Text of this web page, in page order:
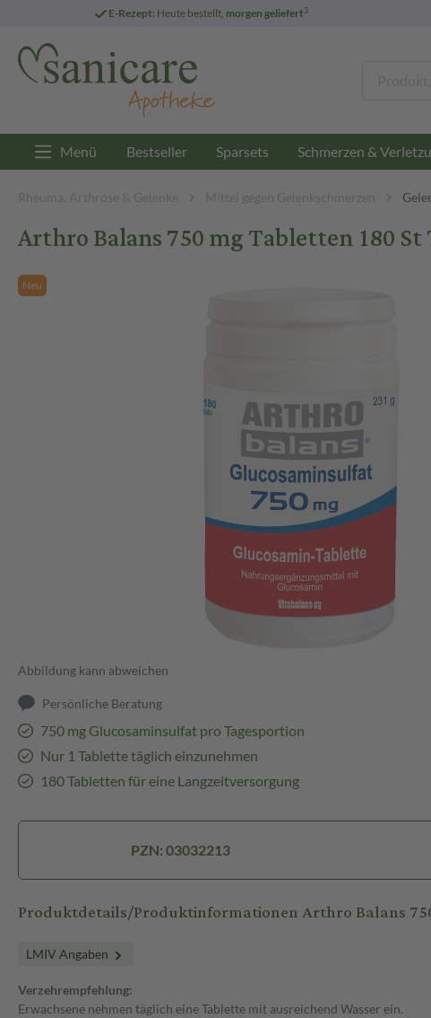
E-Rezept: Heute bestellt, morgen geliefert3
Menü Bestseller Sparsets Schmerzen &
Rheuma, Arthrose & Gelenke Mittel gegen Gelenkschmerzen
Arthro Balans 750 mg Tabletten 180
Neu
Abbildung kann abweichen
Persönliche Beratung
750 mg Glucosaminsulfat pro Tagesportion
Nur 1 Tablette täglich einzunehmen
180 Tabletten für eine Langzeitversorgung
PZN: 03032213
Produktdetails/Produktinformationen Arthro Balans
LMIV Angaben
Verzehrempfehlung:
Erwachsene nehmen täglich eine Tablette mit ausreichend Wasser ein.